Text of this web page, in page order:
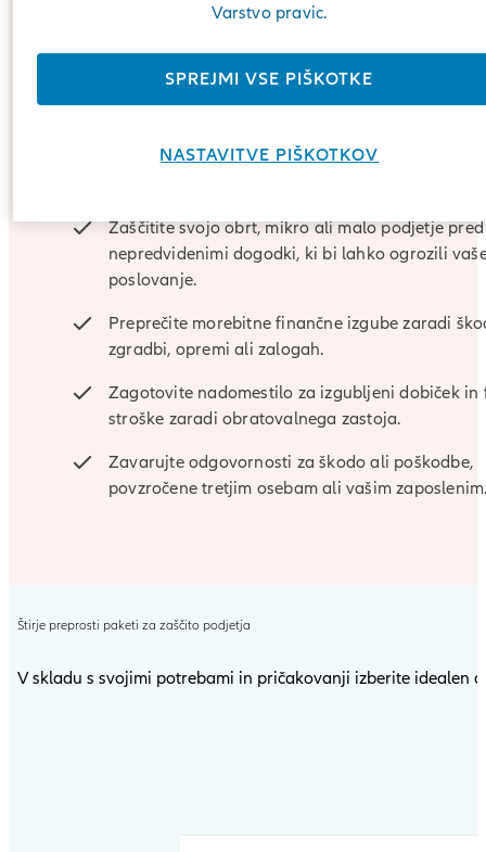
Zaščitite svojo obrt, mikro ali malo podjetje pred
nepredvidenimi dogodki, ki bi lahko ogrozili
poslovanje.
Preprečite morebitne finančne izgube zaradi
zgradbi, opremi ali zalogah.
Zagotovite nadomestilo za izgubljeni dobiček in
stroške zaradi obratovalnega zastoja.
Zavarujte odgovornosti za škodo ali poškodbe,
povzročene tretjim osebam ali vašim
Štirje preprosti paketi za zaščito podjetja
V skladu s svojimi potrebami in pričakovanji izberite idealen
Varstvo pravic.
SPREJMI VSE PIŠKOTKE
NASTAVITVE PIŠKOTKOV